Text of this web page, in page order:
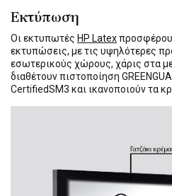
Εκτύπωση
Οι εκτυπωτές HP Latex
εκτυπώσεις, με τις υψηλότερες
εσωτερικούς χώρους, χάρις στα
διαθέτουν πιστοποίηση
CertifiedSM3 και ικανοποιούν τα